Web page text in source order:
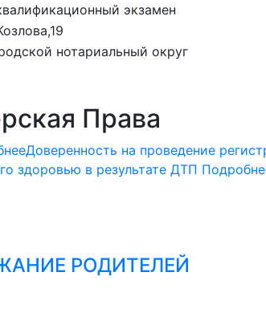
экзамен
нотариальный округ
Права
Доверенность на проведение
здоровью в результате ДТП
РОДИТЕЛЕЙ